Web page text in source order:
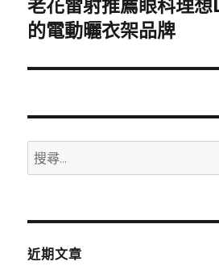
下
一
文
老花雷射推薦眼科理
的電動曬衣架品牌
搜
尋
鍵
近期文章